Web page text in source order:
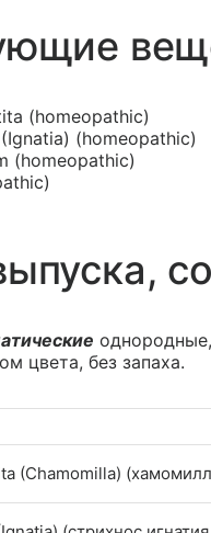
(homeopathic)
(homeopathic)
(homeopathic)
цвета, без запаха.
(Chamomilla)